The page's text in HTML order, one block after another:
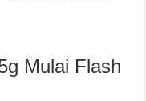
Mulai Flash